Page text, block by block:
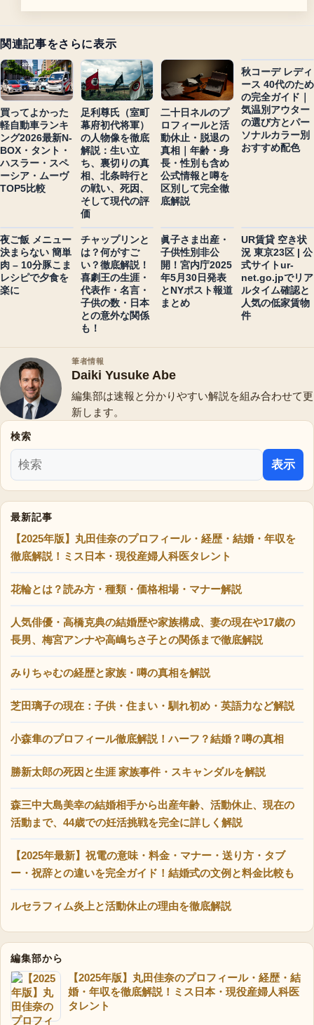
関連記事をさらに表示
買ってよかった
軽自動車ランキ
ング2026最新N-
BOX・タント・
ハスラー・スペ
ーシア・ムーヴ
TOP5比較
足利尊氏（室町
幕府初代将軍）
の人物像を徹底
解説：生い立
ち、裏切りの真
相、北条時行と
の戦い、死因、
そして現代の評
価
二十日ネルのプ
ロフィールと活
動休止・脱退の
真相｜年齢・身
長・性別も含め
公式情報と噂を
区別して完全徹
底解説
秋コーデ レディ
ース 40代のため
の完全ガイド｜
気温別アウター
の選び方とパー
ソナルカラー別
おすすめ配色
夜ご飯 メニュー
決まらない 簡単
肉 – 10分豚こま
レシピで夕食を
楽に
チャップリンと
は？何がすご
い？徹底解説！
喜劇王の生涯・
代表作・名言・
子供の数・日本
との意外な関係
も！
眞子さま出産・
子供性別非公
開！宮内庁2025
年5月30日発表
とNYポスト報道
まとめ
UR賃貸 空き状
況 東京23区 | 公
式サイトur-
net.go.jpでリア
ルタイム確認と
人気の低家賃物
件
筆者情報
Daiki Yusuke Abe
編集部は速報と分かりやすい解説を組み合わせて更
新します。
検索
表示
最新記事
【2025年版】丸田佳奈のプロフィール・経歴・結婚・年収を
徹底解説！ミス日本・現役産婦人科医タレント
花輪とは？読み方・種類・価格相場・マナー解説
人気俳優・高橋克典の結婚歴や家族構成、妻の現在や17歳の
長男、梅宮アンナや高嶋ちさ子との関係まで徹底解説
みりちゃむの経歴と家族・噂の真相を解説
芝田璃子の現在：子供・住まい・馴れ初め・英語力など解説
小森隼のプロフィール徹底解説！ハーフ？結婚？噂の真相
勝新太郎の死因と生涯 家族事件・スキャンダルを解説
森三中大島美幸の結婚相手から出産年齢、活動休止、現在の
活動まで、44歳での妊活挑戦を完全に詳しく解説
【2025年最新】祝電の意味・料金・マナー・送り方・タブ
ー・祝辞との違いを完全ガイド！結婚式の文例と料金比較も
ルセラフィム炎上と活動休止の理由を徹底解説
編集部から
【2025年版】丸田佳奈のプロフィール・経歴・結
婚・年収を徹底解説！ミス日本・現役産婦人科医
タレント